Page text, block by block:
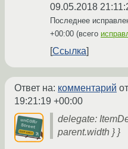
09.05.2018
Последнее
+00:00 (всего
Ссылка
Ответ на: комментарий
19:21:19 +00:00
delegate:
parent.width } }